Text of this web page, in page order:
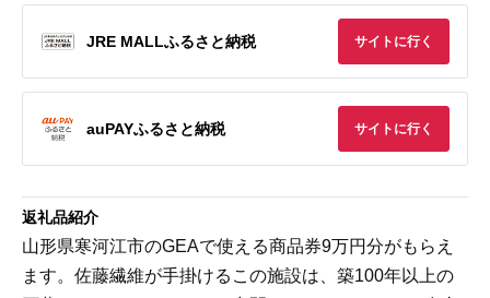
JRE MALLふるさと納税 サイトに行く
auPAYふるさと納税 サイトに行く
返礼品紹介
山形県寒河江市のGEAで使える商品券9万円分がもらえ
ます。佐藤繊維が手掛けるこの施設は、築100年以上の